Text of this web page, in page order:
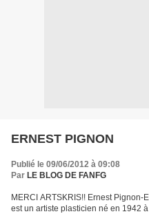
ERNEST PIGNON
Publié le 09/06/2012 à 09:08
Par LE BLOG DE FANFG
MERCI ARTSKRIS!! Ernest
est un artiste plasticien né en 1942